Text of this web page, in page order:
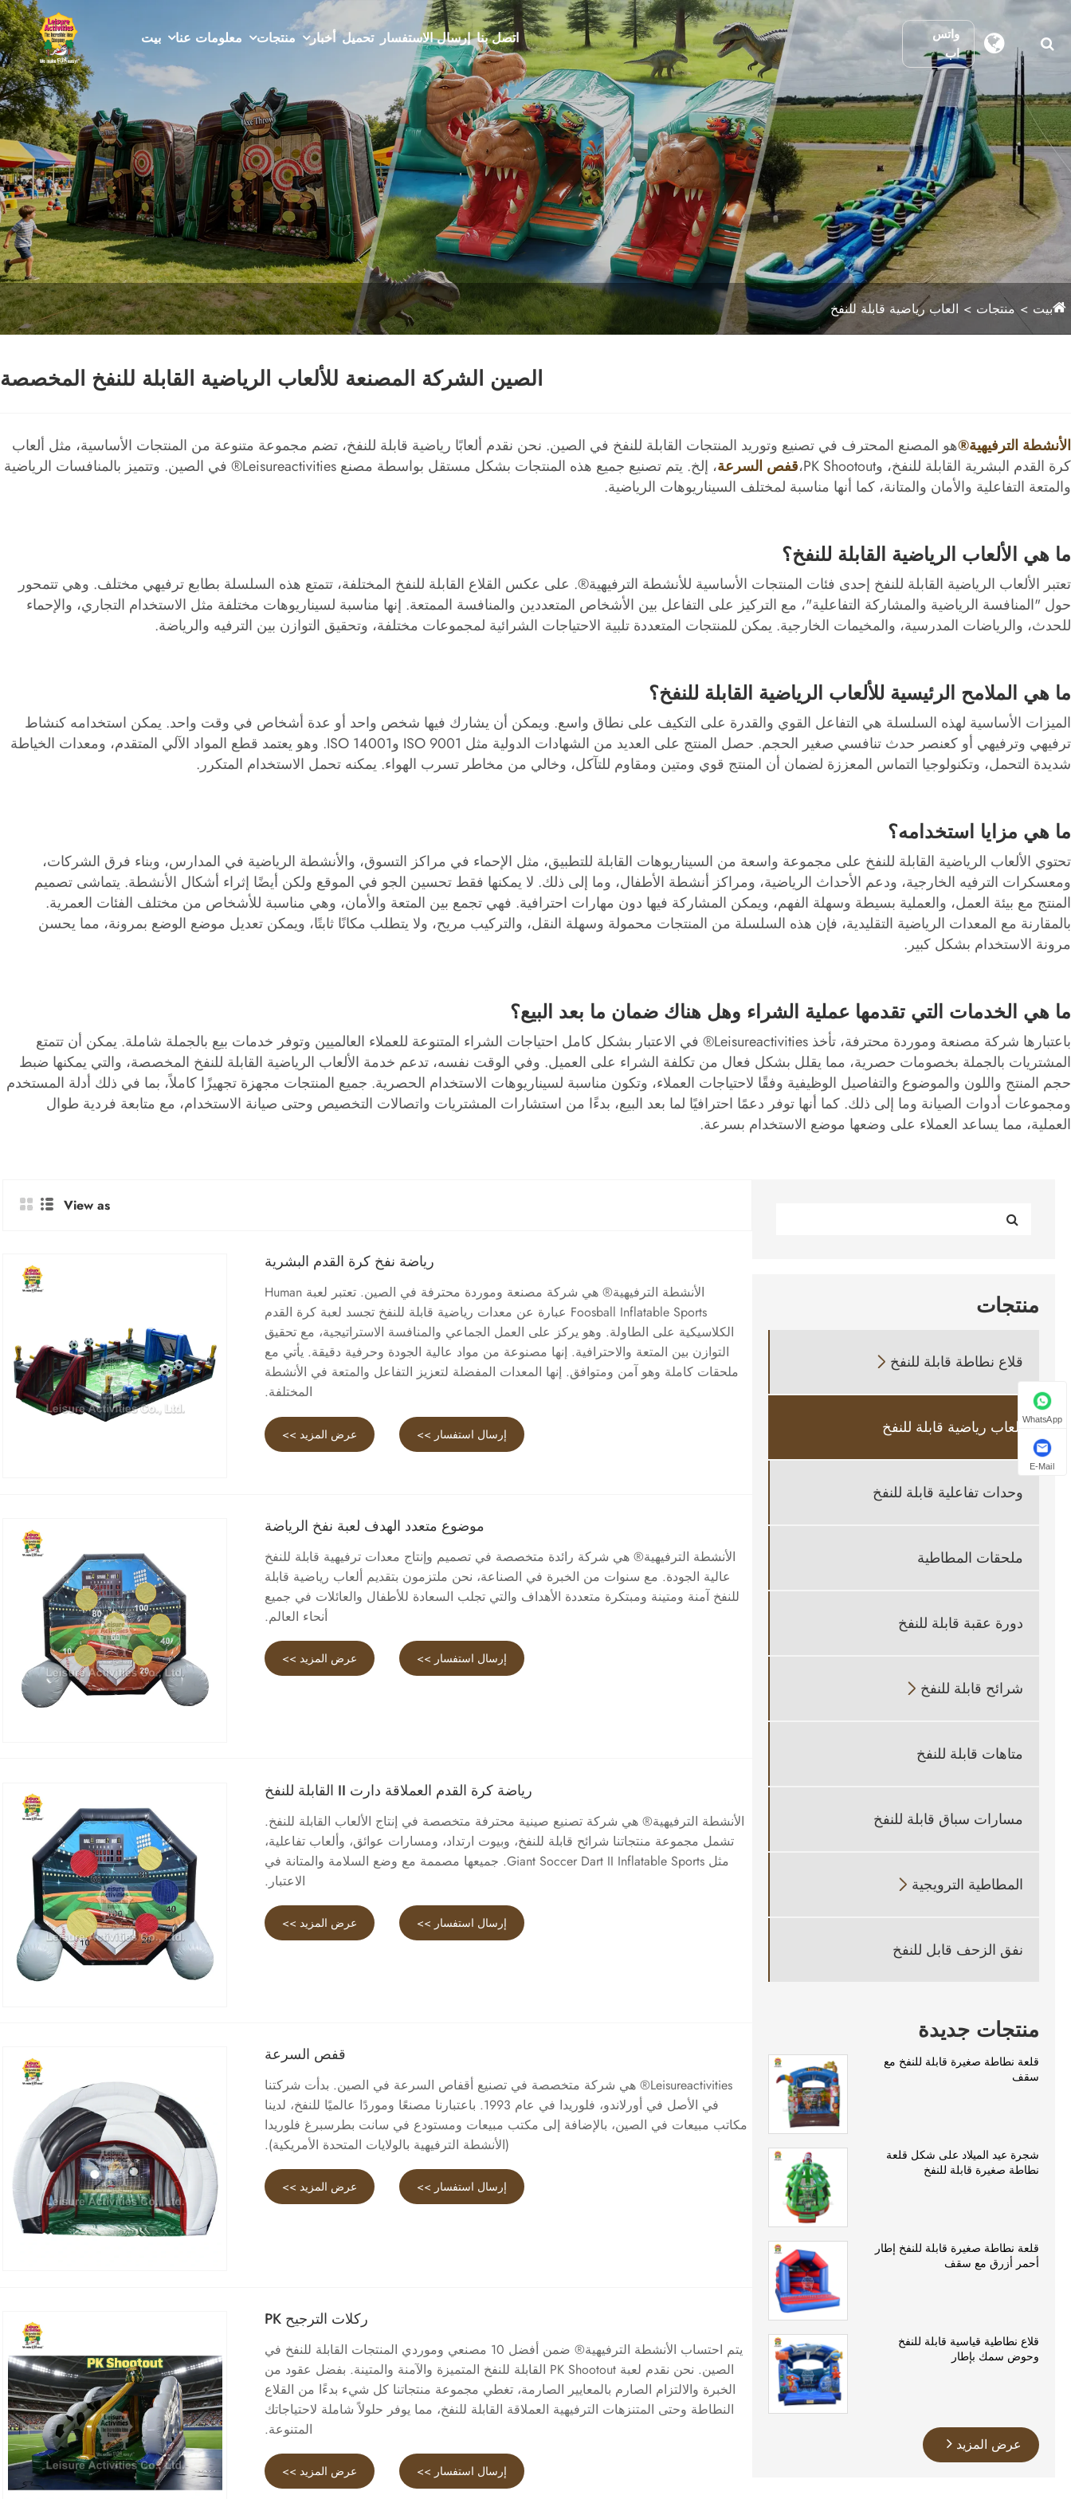
واتس
اب
بيت معلومات عنا منتجات أخبار تحميل إرسال الاستفسار اتصل بنا
بيت منتجات العاب رياضية قابلة للنفخ
الصين الشركة المصنعة للألعاب الرياضية القابلة للنفخ المخصصة
الأنشطة الترفيهية®هو المصنع المحترف في تصنيع وتوريد المنتجات القابلة للنفخ في الصين. نحن نقدم ألعابًا رياضية قابلة للنفخ، تضم مجموعة متنوعة من المنتجات الأساسية، مثل ألعاب
كرة القدم البشرية القابلة للنفخ، وPK Shootout،
قفص السرعة
، إلخ. يتم تصنيع جميع هذه المنتجات بشكل مستقل بواسطة مصنع Leisureactivities® في الصين. وتتميز بالمنافسات الرياضية
والمتعة التفاعلية والأمان والمتانة، كما أنها مناسبة لمختلف السيناريوهات الرياضية.
ما هي الألعاب الرياضية القابلة للنفخ؟
تعتبر الألعاب الرياضية القابلة للنفخ إحدى فئات المنتجات الأساسية للأنشطة الترفيهية®. على عكس القلاع القابلة للنفخ المختلفة، تتمتع هذه السلسلة بطابع ترفيهي مختلف. وهي تتمحور
حول "المنافسة الرياضية والمشاركة التفاعلية"، مع التركيز على التفاعل بين الأشخاص المتعددين والمنافسة الممتعة. إنها مناسبة لسيناريوهات مختلفة مثل الاستخدام التجاري، والإحماء
للحدث، والرياضات المدرسية، والمخيمات الخارجية. يمكن للمنتجات المتعددة تلبية الاحتياجات الشرائية لمجموعات مختلفة، وتحقيق التوازن بين الترفيه والرياضة.
ما هي الملامح الرئيسية للألعاب الرياضية القابلة للنفخ؟
الميزات الأساسية لهذه السلسلة هي التفاعل القوي والقدرة على التكيف على نطاق واسع. ويمكن أن يشارك فيها شخص واحد أو عدة أشخاص في وقت واحد. يمكن استخدامه كنشاط
ترفيهي وترفيهي أو كعنصر حدث تنافسي صغير الحجم. حصل المنتج على العديد من الشهادات الدولية مثل ISO 9001 وISO 14001. وهو يعتمد قطع المواد الآلي المتقدم، ومعدات الخياطة
شديدة التحمل، وتكنولوجيا التماس المعززة لضمان أن المنتج قوي ومتين ومقاوم للتآكل، وخالي من مخاطر تسرب الهواء. يمكنه تحمل الاستخدام المتكرر.
ما هي مزايا استخدامه؟
تحتوي الألعاب الرياضية القابلة للنفخ على مجموعة واسعة من السيناريوهات القابلة للتطبيق، مثل الإحماء في مراكز التسوق، والأنشطة الرياضية في المدارس، وبناء فرق الشركات،
ومعسكرات الترفيه الخارجية، ودعم الأحداث الرياضية، ومراكز أنشطة الأطفال، وما إلى ذلك. لا يمكنها فقط تحسين الجو في الموقع ولكن أيضًا إثراء أشكال الأنشطة. يتماشى تصميم
المنتج مع بيئة العمل، والعملية بسيطة وسهلة الفهم، ويمكن المشاركة فيها دون مهارات احترافية. فهي تجمع بين المتعة والأمان، وهي مناسبة للأشخاص من مختلف الفئات العمرية.
بالمقارنة مع المعدات الرياضية التقليدية، فإن هذه السلسلة من المنتجات محمولة وسهلة النقل، والتركيب مريح، ولا يتطلب مكانًا ثابتًا، ويمكن تعديل موضع الوضع بمرونة، مما يحسن
مرونة الاستخدام بشكل كبير.
ما هي الخدمات التي تقدمها عملية الشراء وهل هناك ضمان ما بعد البيع؟
باعتبارها شركة مصنعة وموردة محترفة، تأخذ Leisureactivities® في الاعتبار بشكل كامل احتياجات الشراء المتنوعة للعملاء العالميين وتوفر خدمات بيع بالجملة شاملة. يمكن أن تتمتع
المشتريات بالجملة بخصومات حصرية، مما يقلل بشكل فعال من تكلفة الشراء على العميل. وفي الوقت نفسه، تدعم خدمة الألعاب الرياضية القابلة للنفخ المخصصة، والتي يمكنها ضبط
حجم المنتج واللون والموضوع والتفاصيل الوظيفية وفقًا لاحتياجات العملاء، وتكون مناسبة لسيناريوهات الاستخدام الحصرية. جميع المنتجات مجهزة تجهيزًا كاملاً، بما في ذلك أدلة المستخدم
ومجموعات أدوات الصيانة وما إلى ذلك. كما أنها توفر دعمًا احترافيًا لما بعد البيع، بدءًا من استشارات المشتريات واتصالات التخصيص وحتى صيانة الاستخدام، مع متابعة فردية طوال
العملية، مما يساعد العملاء على وضعها موضع الاستخدام بسرعة.
منتجات
قلاع نطاطة قابلة للنفخ 
العاب رياضية قابلة للنفخ
وحدات تفاعلية قابلة للنفخ
ملحقات المطاطية
دورة عقبة قابلة للنفخ
شرائح قابلة للنفخ 
متاهات قابلة للنفخ
مسارات سباق قابلة للنفخ
المطاطية الترويجية 
نفق الزحف قابل للنفخ
منتجات جديدة
قلعة نطاطة صغيرة قابلة للنفخ مع
سقف
شجرة عيد الميلاد على شكل قلعة
نطاطة صغيرة قابلة للنفخ
قلعة نطاطة صغيرة قابلة للنفخ إطار
أحمر أزرق مع سقف
قلاع نطاطية قياسية قابلة للنفخ
وحوض سمك بإطار
عرض المزيد
View as
رياضة نفخ كرة القدم البشرية
الأنشطة الترفيهية® هي شركة مصنعة وموردة محترفة في الصين. تعتبر لعبة Human
Foosball Inflatable Sports عبارة عن معدات رياضية قابلة للنفخ تجسد لعبة كرة القدم
الكلاسيكية على الطاولة. وهو يركز على العمل الجماعي والمنافسة الاستراتيجية، مع تحقيق
التوازن بين المتعة والاحترافية. إنها مصنوعة من مواد عالية الجودة وحرفية دقيقة. يأتي مع
ملحقات كاملة وهو آمن ومتوافق. إنها المعدات المفضلة لتعزيز التفاعل والمتعة في الأنشطة
المختلفة.
عرض المزيد >> إرسال استفسار >>
موضوع متعدد الهدف لعبة نفخ الرياضة
الأنشطة الترفيهية® هي شركة رائدة متخصصة في تصميم وإنتاج معدات ترفيهية قابلة للنفخ
عالية الجودة. مع سنوات من الخبرة في الصناعة، نحن ملتزمون بتقديم ألعاب رياضية قابلة
للنفخ آمنة ومتينة ومبتكرة متعددة الأهداف والتي تجلب السعادة للأطفال والعائلات في جميع
أنحاء العالم.
عرض المزيد >> إرسال استفسار >>
رياضة كرة القدم العملاقة دارت II القابلة للنفخ
الأنشطة الترفيهية® هي شركة تصنيع صينية محترفة متخصصة في إنتاج الألعاب القابلة للنفخ.
تشمل مجموعة منتجاتنا شرائح قابلة للنفخ، وبيوت ارتداد، ومسارات عوائق، وألعاب تفاعلية،
مثل Giant Soccer Dart II Inflatable Sports. جميعها مصممة مع وضع السلامة والمتانة في
الاعتبار.
عرض المزيد >> إرسال استفسار >>
قفص السرعة
Leisureactivities® هي شركة متخصصة في تصنيع أقفاص السرعة في الصين. بدأت شركتنا
في الأصل في أورلاندو، فلوريدا في عام 1993. باعتبارنا مصنعًا وموردًا عالميًا للنفخ، لدينا
مكاتب مبيعات في الصين، بالإضافة إلى مكتب مبيعات ومستودع في سانت بطرسبرغ فلوريدا
(الأنشطة الترفيهية بالولايات المتحدة الأمريكية).
عرض المزيد >> إرسال استفسار >>
ركلات الترجيح PK
يتم احتساب الأنشطة الترفيهية® ضمن أفضل 10 مصنعي وموردي المنتجات القابلة للنفخ في
الصين. نحن نقدم لعبة PK Shootout القابلة للنفخ المتميزة والآمنة والمتينة. بفضل عقود من
الخبرة والالتزام الصارم بالمعايير الصارمة، تغطي مجموعة منتجاتنا كل شيء بدءًا من القلاع
النطاطة وحتى المتنزهات الترفيهية العملاقة القابلة للنفخ، مما يوفر حلولاً شاملة لاحتياجاتك
المتنوعة.
عرض المزيد >> إرسال استفسار >>
WhatsApp
E-Mail